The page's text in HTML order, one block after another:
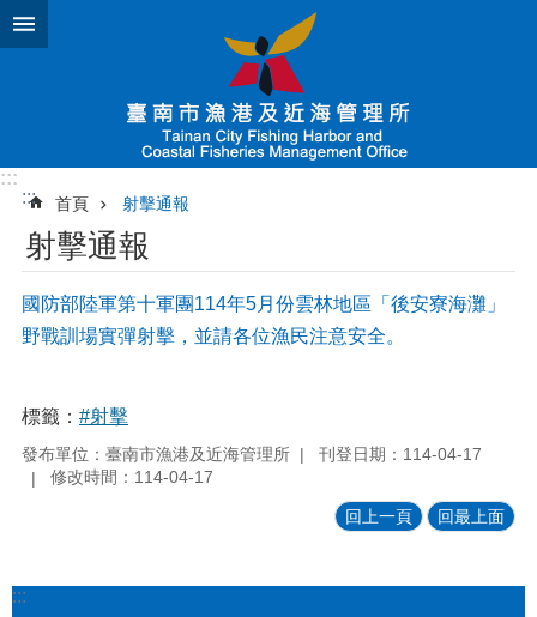
跳到主要內容區塊
:::
:::
首頁 射擊通報
射擊通報
國防部陸軍第十軍團114年5月份雲林地區「後安寮海灘」
野戰訓場實彈射擊，並請各位漁民注意安全。
標籤： #射擊
發布單位：臺南市漁港及近海管理所
刊登日期：114-04-17
修改時間：114-04-17
回上一頁 回最上面
:::